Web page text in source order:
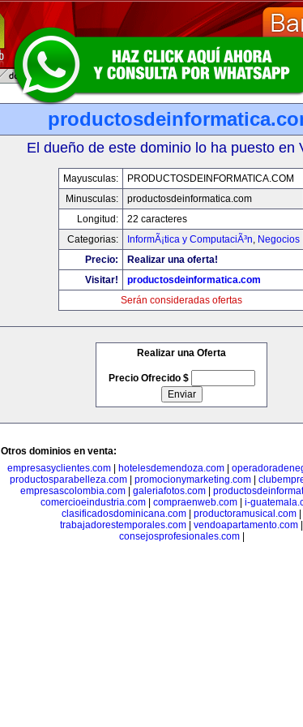
El dueño de este dominio lo ha puesto en
Mayusculas:
PRODUCTOSDEINFORMATICA.COM
Minusculas:
productosdeinformatica.com
Longitud:
22 caracteres
Categorias:
InformÃ¡tica y ComputaciÃ³n, Negocios
Precio:
Realizar una oferta!
Visitar!
productosdeinformatica.com
Serán consideradas ofertas
Realizar una Oferta
Precio Ofrecido $
Otros dominios en venta:
empresasyclientes.com
hotelesdemendoza.com
productosparabelleza.com
promocionymarketing.com
empresascolombia.com
galeriafotos.com
comercioeindustria.com| compraenweb.com| i-
clasificadosdominicana.com
productoramusical.com
trabajadorestemporales.com
vendoapartamento.com
consejosprofesionales.com|